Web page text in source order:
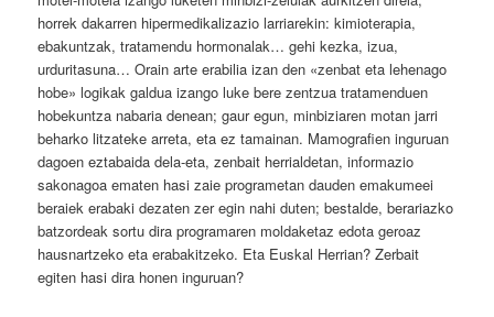
horrek dakarren hipermedikalizazio larriarekin: kimioterapia,
ebakuntzak, tratamendu hormonalak… gehi kezka, izua,
urduritasuna… Orain arte erabilia izan den «zenbat eta lehenago
hobe» logikak galdua izango luke bere zentzua tratamenduen
hobekuntza nabaria denean; gaur egun, minbiziaren motan jarri
beharko litzateke arreta, eta ez tamainan. Mamografien inguruan
dagoen eztabaida dela-eta, zenbait herrialdetan, informazio
sakonagoa ematen hasi zaie programetan dauden emakumeei
beraiek erabaki dezaten zer egin nahi duten; bestalde, berariazko
batzordeak sortu dira programaren moldaketaz edota geroaz
hausnartzeko eta erabakitzeko. Eta Euskal Herrian? Zerbait
egiten hasi dira honen inguruan?